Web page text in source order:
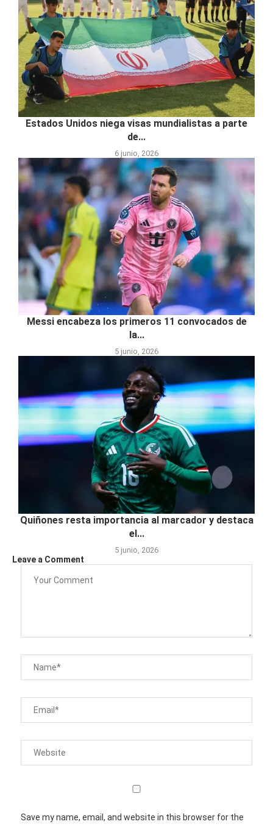
Estados Unidos niega visas mundialistas a parte
de...
6 junio, 2026
Messi encabeza los primeros 11 convocados de
la...
5 junio, 2026
Quiñones resta importancia al marcador y destaca
el...
5 junio, 2026
Leave a Comment
Save my name, email, and website in this browser for the